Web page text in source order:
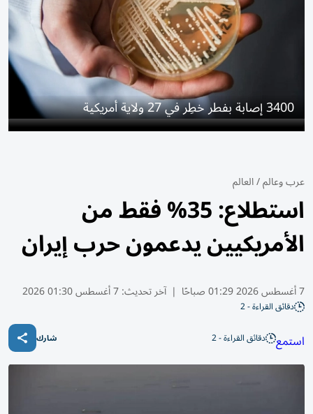
3400 إصابة بفطر خطِر في 27 ولاية أمريكية
عرب وعالم/العالم
استطلاع: 35% فقط من
الأمريكيين يدعمون حرب إيران
7 أغسطس 2026 01:29 صباحًا | آخر تحديث:7 أغسطس 01:30 2026
دقائق القراءة - 2
استمع دقائق القراءة - 2 شارك